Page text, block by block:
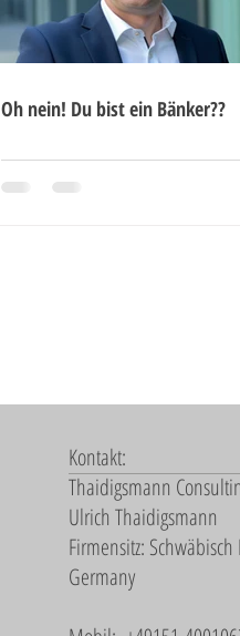
Oh nein! Du bist ein Bänker??
Kontakt:
Thaidigsmann
Ulrich Thaidigsmann
Firmensitz: Schwäbisch
Germany